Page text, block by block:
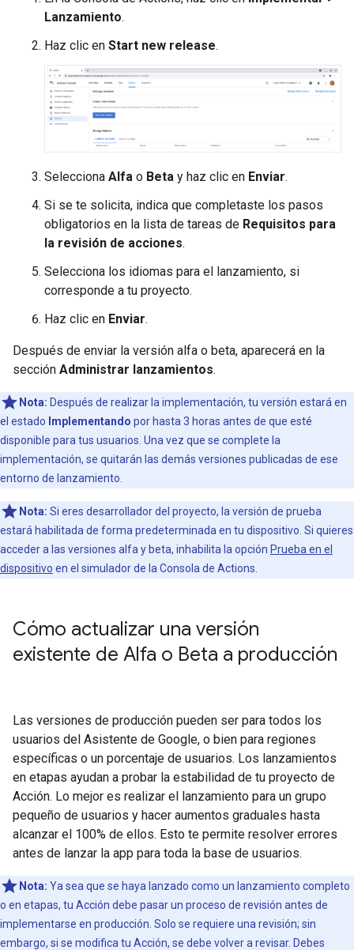
Lanzamiento.
Haz clic en Start new release.
Selecciona Alfa o Beta y haz clic en Enviar.
Si se te solicita, indica que completaste los pasos
obligatorios en la lista de tareas de Requisitos para
la revisión de acciones.
Selecciona los idiomas para el lanzamiento, si
corresponde a tu proyecto.
Haz clic en Enviar.
Después de enviar la versión alfa o beta, aparecerá en la
sección Administrar lanzamientos.
Nota: Después de realizar la implementación, tu versión estará en
el estado Implementando por hasta 3 horas antes de que esté
disponible para tus usuarios. Una vez que se complete la
implementación, se quitarán las demás versiones publicadas de ese
entorno de lanzamiento.
Nota: Si eres desarrollador del proyecto, la versión de prueba
estará habilitada de forma predeterminada en tu dispositivo. Si quieres
acceder a las versiones alfa y beta, inhabilita la opción Prueba en el
dispositivo en el simulador de la Consola de Actions.
Cómo actualizar una versión
existente de Alfa o Beta a producción
Las versiones de producción pueden ser para todos los
usuarios del Asistente de Google, o bien para regiones
específicas o un porcentaje de usuarios. Los lanzamientos
en etapas ayudan a probar la estabilidad de tu proyecto de
Acción. Lo mejor es realizar el lanzamiento para un grupo
pequeño de usuarios y hacer aumentos graduales hasta
alcanzar el 100% de ellos. Esto te permite resolver errores
antes de lanzar la app para toda la base de usuarios.
Nota: Ya sea que se haya lanzado como un lanzamiento completo
o en etapas, tu Acción debe pasar un proceso de revisión antes de
implementarse en producción. Solo se requiere una revisión; sin
embargo, si se modifica tu Acción, se debe volver a revisar. Debes